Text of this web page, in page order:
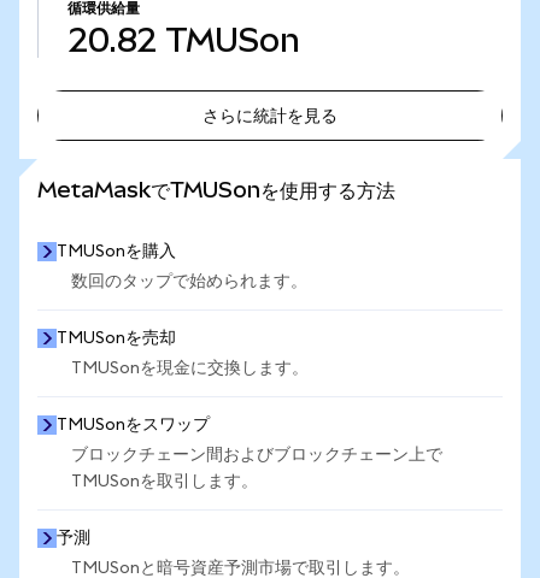
循環供給量
20.82 TMUSon
さらに統計を見る
MetaMaskでTMUSonを使用する方法
TMUSonを購入
数回のタップで始められます。
TMUSonを売却
TMUSonを現金に交換します。
TMUSonをスワップ
ブロックチェーン間およびブロックチェーン上で
TMUSonを取引します。
予測
TMUSonと暗号資産予測市場で取引します。